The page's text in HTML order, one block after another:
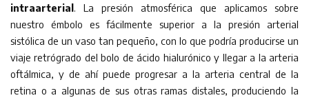
intraarterial . La presión atmosférica que aplicamos sobre
nuestro émbolo es fácilmente superior a la presión arterial
sistólica de un vaso tan pequeño, con lo que podría producirse un
viaje retrógrado del bolo de ácido hialurónico y llegar a la arteria
oftálmica, y de ahí puede progresar a la arteria central de la
retina o a algunas de sus otras ramas distales, produciendo la